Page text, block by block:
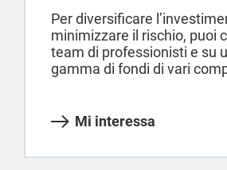
Per diversificare
minimizzare il rischio, puoi
team di professionisti e su
gamma di fondi di vari
Mi interessa